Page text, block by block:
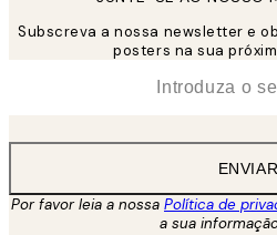
Subscreva a nossa newsletter e
posters na sua
ENVIAR
Por favor leia a nossa Política de
a sua